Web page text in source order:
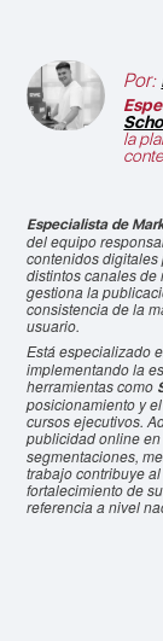
Por:
la
Especialista de
del equipo
contenidos digitales
distintos canales
gestiona la
consistencia de la
usuario.
Está especializado
implementando la
herramientas como
posicionamiento y
cursos ejecutivos.
publicidad online en
segmentaciones,
trabajo contribuye
fortalecimiento de
referencia a nivel